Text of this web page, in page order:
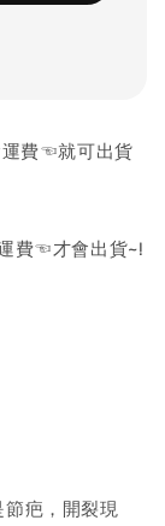
費☜就可出貨
費☜才會出貨~!
節疤，開裂現